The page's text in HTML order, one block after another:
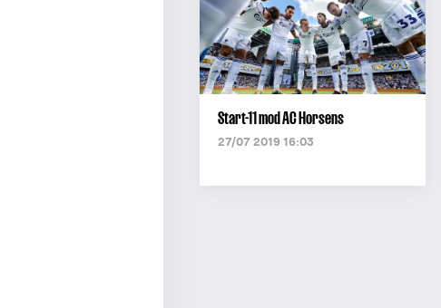
Start-11 mod AC Horsens
27/07 2019 16:03